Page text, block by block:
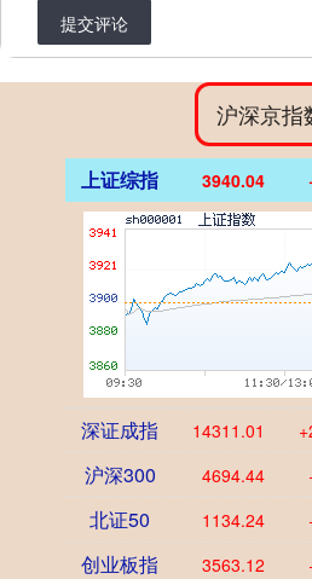
提交评论
沪深京指
上证综指 3940.04
深证成指 14311.01
沪深300 4694.44
北证50 1134.24
创业板指 3563.12